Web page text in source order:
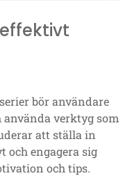
bör användare
verktyg som
att ställa in
och engagera sig
och tips.